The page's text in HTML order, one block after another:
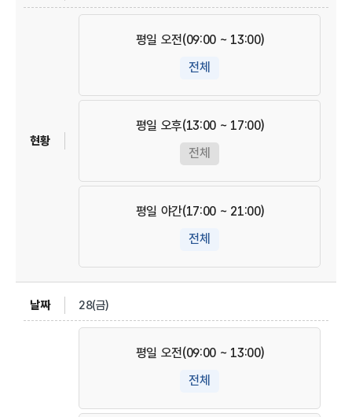
평일 오전(09:00 ~ 13:00)
전체
평일 오후(13:00 ~ 17:00)
전체
평일 야간(17:00 ~ 21:00)
전체
28(금)
평일 오전(09:00 ~ 13:00)
전체